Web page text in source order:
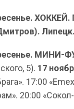
МИНИ-
5). 17
17:00
20:00